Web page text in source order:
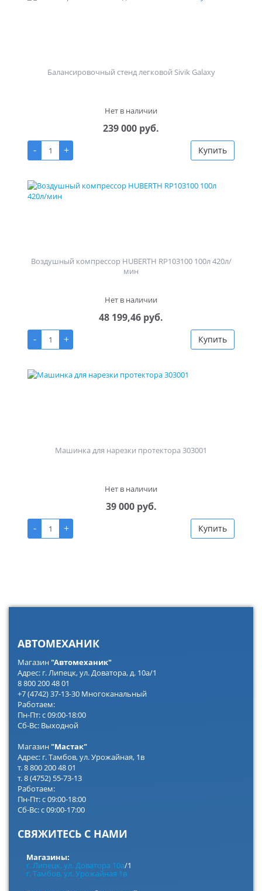
Балансировочный стенд легковой Sivik Galaxy
Нет в наличии
239 000 руб.
-
+ Купить
Воздушный компрессор HUBERTH RP103100 100л 420л/
мин
Нет в наличии
48 199,46 руб.
-
+ Купить
Машинка для нарезки протектора 303001
Нет в наличии
39 000 руб.
-
+ Купить
АВТОМЕХАНИК
Магазин"Автомеханик"
Адрес: г. Липецк, ул. Доватора, д. 10а/1
8 800 200 48 01
+7 (4742) 37-13-30 Многоканальный
Работаем:
Пн-Пт: с 09:00-18:00
Сб-Вс: Выходной
Магазин"Мастак"
Адрес: г. Тамбов, ул. Урожайная, 1в
т. 8 800 200 48 01
т. 8 (4752) 55-73-13
Работаем:
Пн-Пт: с 09:00-18:00
Сб-Вс: с 09:00-17:00
СВЯЖИТЕСЬ С НАМИ
Магазины:
г. Липецк, ул. Доватора 10а/1
г. Тамбов, ул. Урожайная 1в